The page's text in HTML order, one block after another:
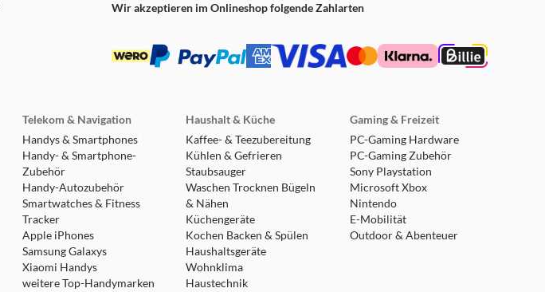
Wir akzeptieren im Onlineshop folgende Zahlarten
Telekom & Navigation
Handys & Smartphones
Handy- & Smartphone-
Zubehör
Handy-Autozubehör
Smartwatches & Fitness
Tracker
Apple iPhones
Samsung Galaxys
Xiaomi Handys
weitere Top-Handymarken
Haushalt & Küche
Kaffee- & Teezubereitung
Kühlen & Gefrieren
Staubsauger
Waschen Trocknen Bügeln
& Nähen
Küchengeräte
Kochen Backen & Spülen
Haushaltsgeräte
Wohnklima
Haustechnik
Gaming & Freizeit
PC-Gaming Hardware
PC-Gaming Zubehör
Sony Playstation
Microsoft Xbox
Nintendo
E-Mobilität
Outdoor & Abenteuer